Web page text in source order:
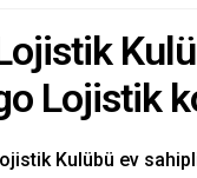
Lojistik
Kulübü ev